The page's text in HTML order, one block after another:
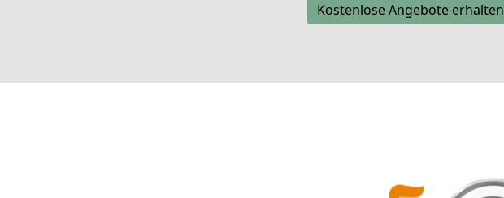
Kostenlose Angebote erhalten